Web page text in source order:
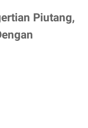
Piutang,